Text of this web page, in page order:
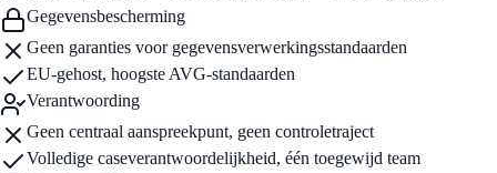
Gegevensbescherming
Geen garanties voor gegevensverwerkingsstandaarden
EU-gehost, hoogste AVG-standaarden
Verantwoording
Geen centraal aanspreekpunt, geen controletraject
Volledige caseverantwoordelijkheid, één toegewijd team